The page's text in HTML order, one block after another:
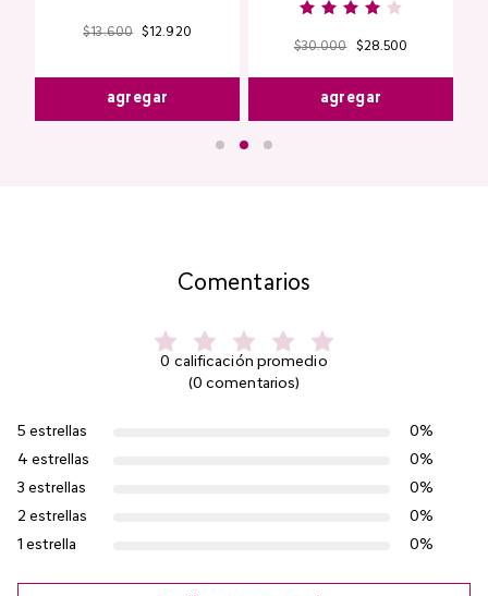
$13.600 $12.920
agregar
$30.000 $28.500
agregar
Comentarios
0 calificación promedio
(0 comentarios)
5 estrellas
0%
4 estrellas
0%
3 estrellas
0%
2 estrellas
0%
1 estrella
0%